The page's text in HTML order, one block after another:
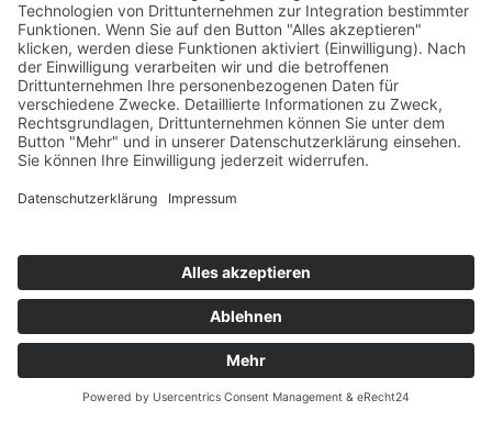
Cookies kann die Funktionalität dieser Website
eingeschränkt sein.
Welche Cookies und Dienste auf dieser Website
eingesetzt werden, können Sie dieser
Datenschutzerklärung entnehmen.
Einwilligung mit Usercentrics
Diese Website nutzt die Consent-Technologie von
Usercentrics, um Ihre Einwilligung zur
Speicherung bestimmter Cookies auf Ihrem
Endgerät oder zum Einsatz bestimmter
Technologien einzuholen und diese